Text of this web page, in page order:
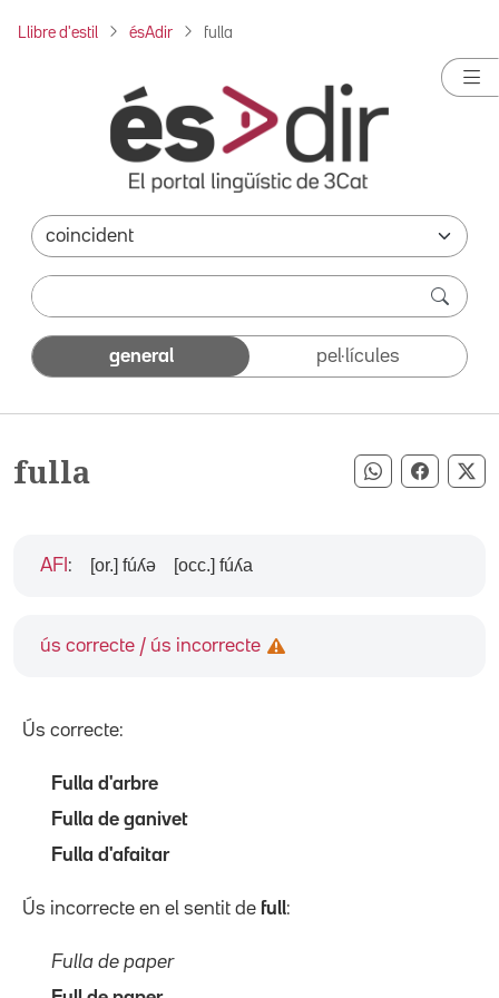
Llibre d'estil ésAdir fulla
general pel·lícules
fulla Compartir
ús correcte / ús incorrecte
AFI : [or.] fúʎə [occ.] fúʎa
Ús correcte:
Fulla d'arbre
Fulla de ganivet
Fulla d'afaitar
Ús incorrecte en el sentit de full:
Fulla de paper